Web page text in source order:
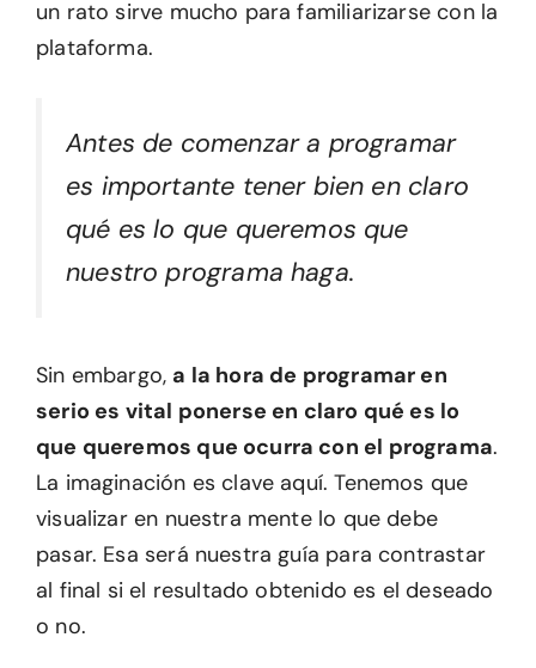
un rato sirve mucho para familiarizarse con la
plataforma.
Antes de comenzar a programar
es importante tener bien en claro
qué es lo que queremos que
nuestro programa haga.
Sin embargo, a la hora de programar en
serio es vital ponerse en claro qué es lo
que queremos que ocurra con el programa.
La imaginación es clave aquí. Tenemos que
visualizar en nuestra mente lo que debe
pasar. Esa será nuestra guía para contrastar
al final si el resultado obtenido es el deseado
o no.